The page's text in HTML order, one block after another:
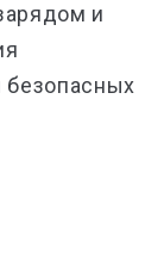
и
безопасных